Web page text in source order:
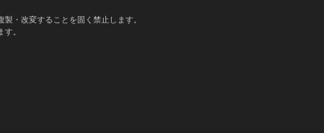
・改変することを固く禁止します。
。